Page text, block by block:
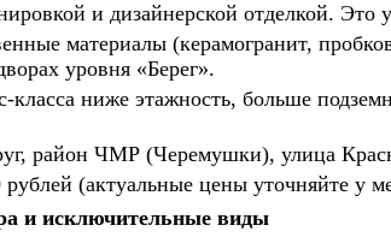
и дизайнерской отделкой. Это
материалы (керамогранит,
уровня «Берег».
ниже этажность, больше
район ЧМР (Черемушки), улица
(актуальные цены уточняйте у
и исключительные виды